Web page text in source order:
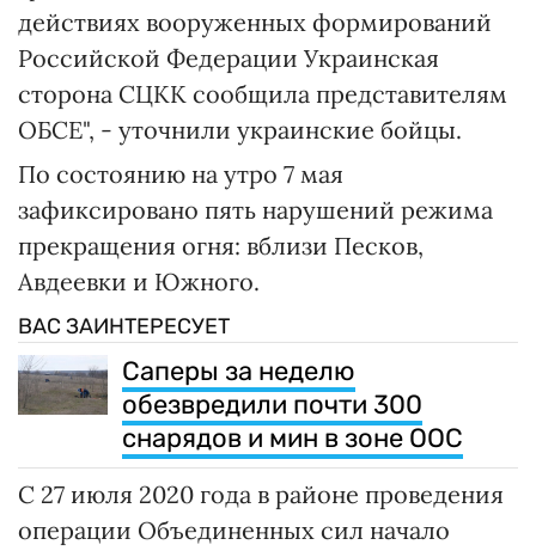
действиях вооруженных формирований
Российской Федерации Украинская
сторона СЦКК сообщила представителям
ОБСЕ", - уточнили украинские бойцы.
По состоянию на утро 7 мая
зафиксировано пять нарушений режима
прекращения огня: вблизи Песков,
Авдеевки и Южного.
ВАС ЗАИНТЕРЕСУЕТ
Cаперы за неделю
обезвредили почти 300
снарядов и мин в зоне ООС
С 27 июля 2020 года в районе проведения
операции Объединенных сил начало